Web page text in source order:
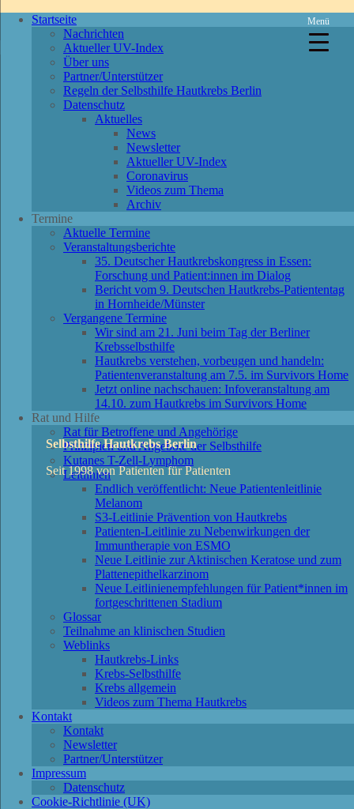
Startseite
Nachrichten
Aktueller UV-Index
Über uns
Partner/Unterstützer
Regeln der Selbsthilfe Hautkrebs Berlin
Datenschutz
Aktuelles
News
Newsletter
Aktueller UV-Index
Coronavirus
Videos zum Thema
Archiv
Termine
Aktuelle Termine
Veranstaltungsberichte
35. Deutscher Hautkrebskongress in Essen:
Forschung und Patient:innen im Dialog
Bericht vom 9. Deutschen Hautkrebs-Patiententag
in Hornheide/Münster
Vergangene Termine
Wir sind am 21. Juni beim Tag der Berliner
Krebsselbsthilfe
Hautkrebs verstehen, vorbeugen und handeln:
Patientenveranstaltung am 7.5. im Survivors Home
Jetzt online nachschauen: Infoveranstaltung am
14.10. zum Hautkrebs im Survivors Home
Rat und Hilfe
Rat für Betroffene und Angehörige
Prinzipien und Angebote der Selbsthilfe
Kutanes T-Zell-Lymphom
Leitlinien
Endlich veröffentlicht: Neue Patientenleitlinie
Melanom
S3-Leitlinie Prävention von Hautkrebs
Patienten-Leitlinie zu Nebenwirkungen der
Immuntherapie von ESMO
Neue Leitlinie zur Aktinischen Keratose und zum
Plattenepithelkarzinom
Neue Leitlinienempfehlungen für Patient*innen im
fortgeschrittenen Stadium
Glossar
Teilnahme an klinischen Studien
Weblinks
Hautkrebs-Links
Krebs-Selbsthilfe
Krebs allgemein
Videos zum Thema Hautkrebs
Kontakt
Kontakt
Newsletter
Partner/Unterstützer
Impressum
Datenschutz
Cookie-Richtlinie (UK)
Selbsthilfe Hautkrebs Berlin
Seit 1998 von Patienten für Patienten
Menü